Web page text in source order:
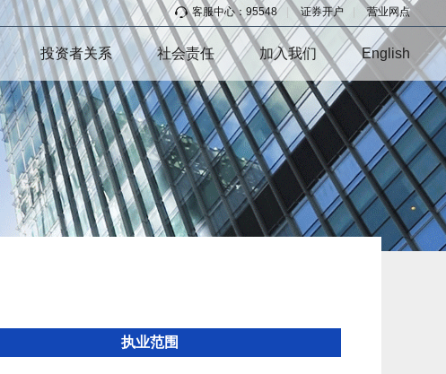
客服中心：95548 | 证券开户 营业网点
投资者关系 社会责任 加入我们 English
执业范围